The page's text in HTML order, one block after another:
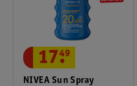
NIVEA Sun Spray
17.
49